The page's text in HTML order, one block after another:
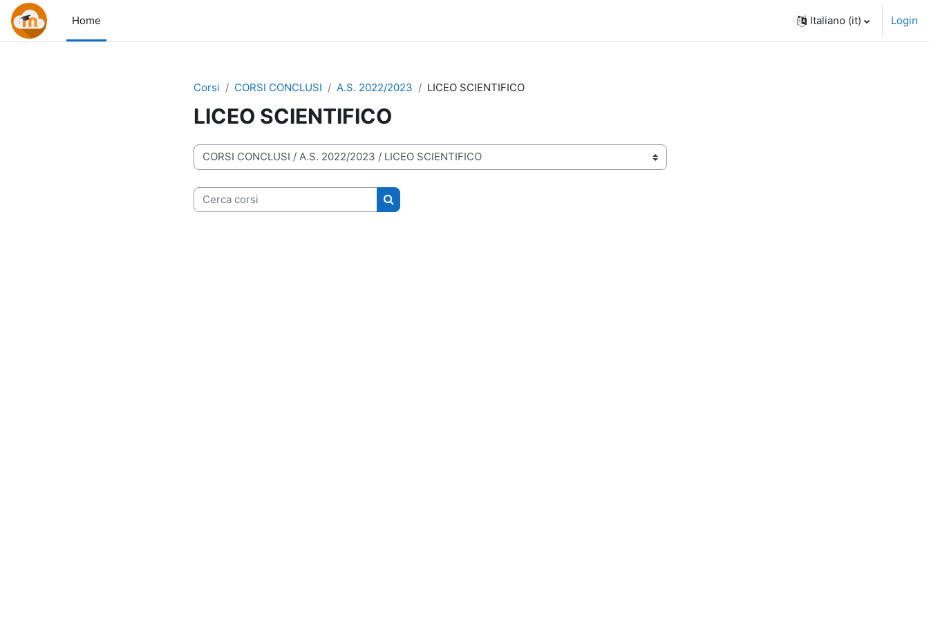
Vai al contenuto principale
Home
Italiano ‎(it)‎ Login
Corsi CORSI CONCLUSI A.S. 2022/2023 LICEO SCIENTIFICO
LICEO SCIENTIFICO
Categorie di corso
Cerca corsi
Cerca corsi